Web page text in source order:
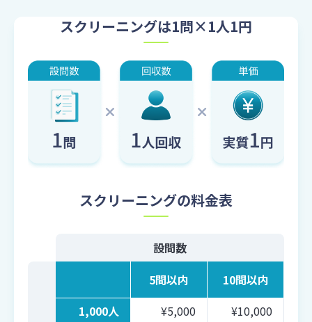
スクリーニングは1問×1人1円
スクリーニングの料金表
設問数
5問以内
10問以内
1,000人
¥5,000
¥10,000